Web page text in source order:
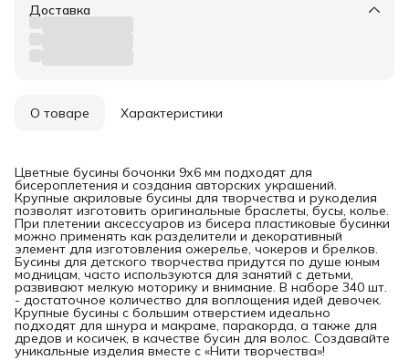
Доставка
О товаре Характеристики
Цветные бусины бочонки 9х6 мм подходят для
бисероплетения и создания авторских украшений.
Крупные акриловые бусины для творчества и рукоделия
позволят изготовить оригинальные браслеты, бусы, колье.
При плетении аксессуаров из бисера пластиковые бусинки
можно применять как разделители и декоративный
элемент для изготовления ожерелье, чокеров и брелков.
Бусины для детского творчества придутся по душе юным
модницам, часто используются для занятий с детьми,
развивают мелкую моторику и внимание. В наборе 340 шт.
- достаточное количество для воплощения идей девочек.
Крупные бусины с большим отверстием идеально
подходят для шнура и макраме, паракорда, а также для
дредов и косичек, в качестве бусин для волос. Создавайте
уникальные изделия вместе с «Нити творчества»!